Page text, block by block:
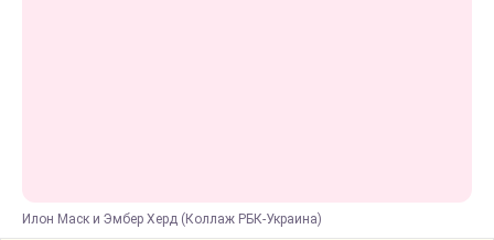
Илон Маск и Эмбер Херд (Коллаж РБК-Украина)